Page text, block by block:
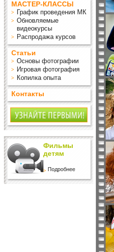
МАСТЕР-КЛАССЫ
График проведения МК
Обновляемые
видеокурсы
Распродажа курсов
Статьи
Основы фотографии
Игровая фотография
Копилка опыта
Контакты
Фильмы
детям
Подробнее